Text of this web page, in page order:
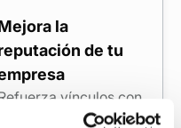
la
de tu
vínculos con
clientes, socios y